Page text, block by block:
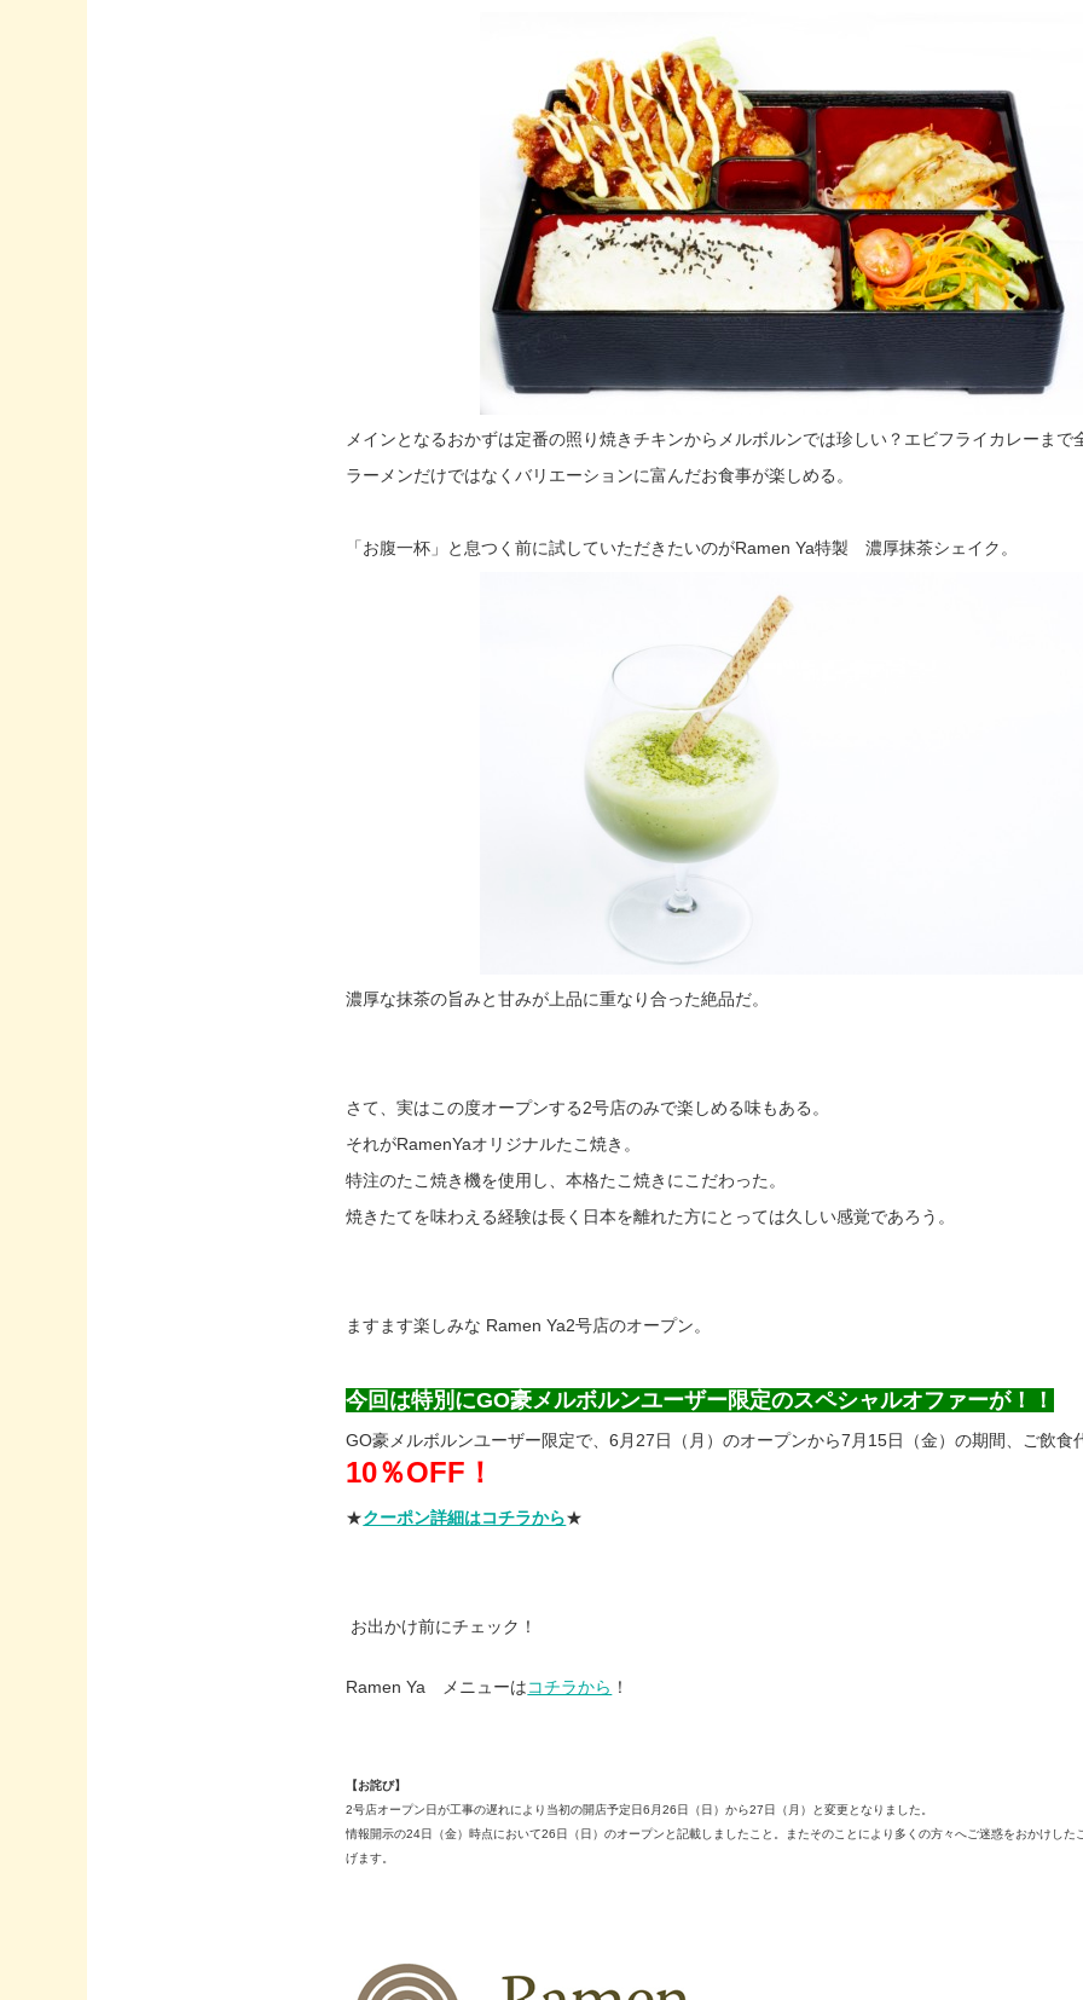
メインとなるおかずは定番の照り焼きチキンからメルボルンでは珍しい？エビフライカレーまで
ラーメンだけではなくバリエーションに富んだお食事が楽しめる。
「お腹一杯」と息つく前に試していただきたいのがRamen Ya特製 濃厚抹茶シェイク。
濃厚な抹茶の旨みと甘みが上品に重なり合った絶品だ。
さて、実はこの度オープンする2号店のみで楽しめる味もある。
それがRamenYaオリジナルたこ焼き。
特注のたこ焼き機を使用し、本格たこ焼きにこだわった。
焼きたてを味わえる経験は長く日本を離れた方にとっては久しい感覚であろう。
ますます楽しみな Ramen Ya2号店のオープン。
今回は特別にGO豪メルボルンユーザー限定のスペシャルオファーが！！
GO豪メルボルンユーザー限定で、6月27日（月）のオープンから7月15日（金）の期間、ご飲食
10％OFF！
★クーポン詳細はコチラから★
お出かけ前にチェック！
Ramen Ya メニューはコチラから ！
【お詫び】
2号店オープン日が工事の遅れにより当初の開店予定日6月26日（日）から27日（月）と変更となりました。
情報開示の24日（金）時点において26日（日）のオープンと記載しましたこと。またそのことにより多くの方々へご迷惑をおかけした
げます。